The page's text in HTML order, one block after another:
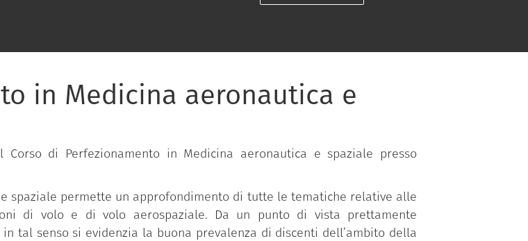
in Medicina aeronautica e
di Perfezionamento in Medicina aeronautica e spaziale presso
spaziale permette un approfondimento di tutte le tematiche relative alle
di volo e di volo aerospaziale. Da un punto di vista prettamente
tal senso si evidenzia la buona prevalenza di discenti dell’ambito della